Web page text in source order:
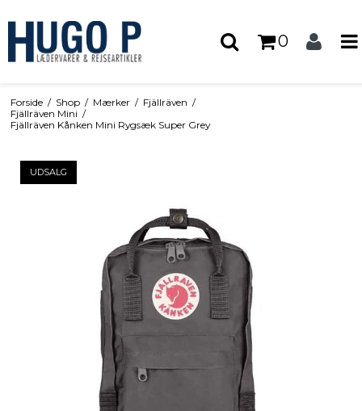
0
Forside / Shop / Mærker / Fjällräven /
Fjällräven Mini /
Fjällräven Kånken Mini Rygsæk Super Grey
UDSALG